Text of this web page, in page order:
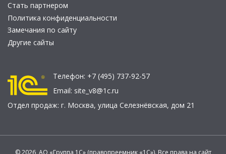
Стать партнером
Политика конфиденциальности
Замечания по сайту
Другие сайты
Телефон: +7 (495) 737-92-57
Email: site_v8@1c.ru
Отдел продаж: г. Москва, улица Селезнёвская, дом 21